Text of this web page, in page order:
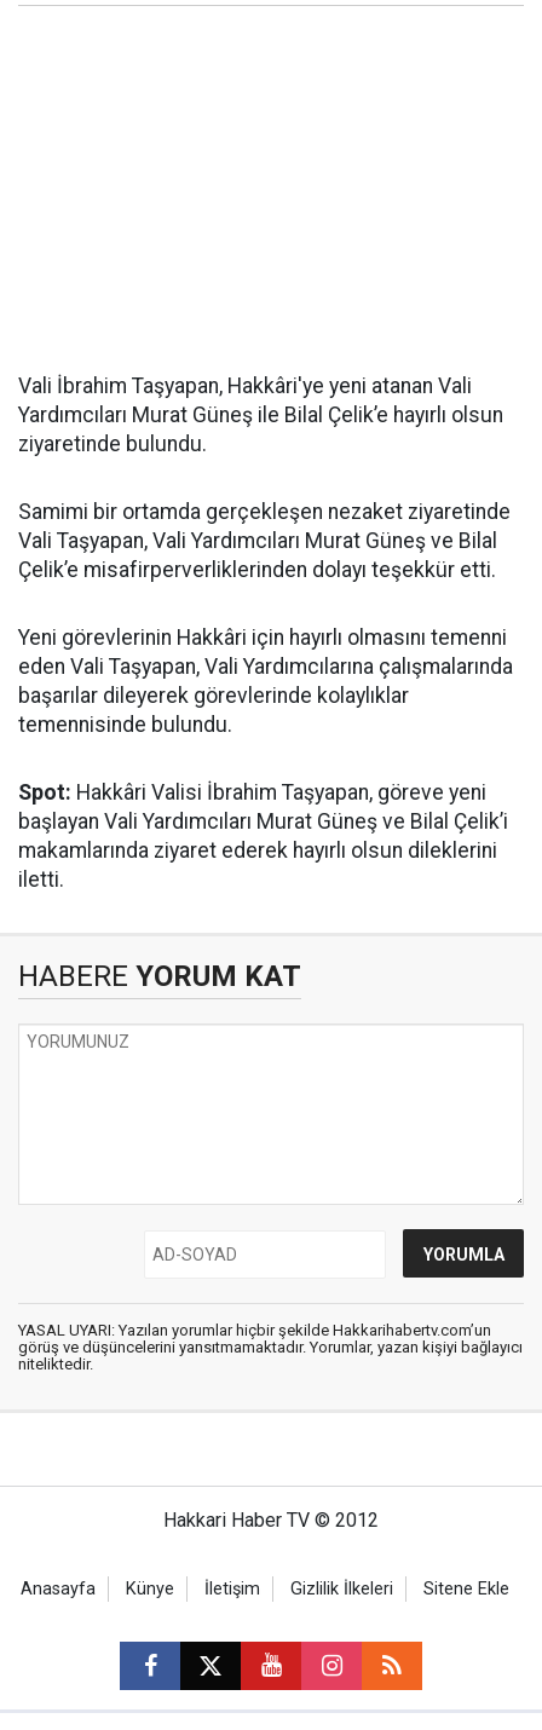
Vali İbrahim Taşyapan, Hakkâri'ye yeni atanan Vali
Yardımcıları Murat Güneş ile Bilal Çelik’e hayırlı olsun
ziyaretinde bulundu.
Samimi bir ortamda gerçekleşen nezaket ziyaretinde
Vali Taşyapan, Vali Yardımcıları Murat Güneş ve Bilal
Çelik’e misafirperverliklerinden dolayı teşekkür etti.
Yeni görevlerinin Hakkâri için hayırlı olmasını temenni
eden Vali Taşyapan, Vali Yardımcılarına çalışmalarında
başarılar dileyerek görevlerinde kolaylıklar
temennisinde bulundu.
Spot: Hakkâri Valisi İbrahim Taşyapan, göreve yeni
başlayan Vali Yardımcıları Murat Güneş ve Bilal Çelik’i
makamlarında ziyaret ederek hayırlı olsun dileklerini
iletti.
HABERE YORUM KAT
YASAL UYARI: Yazılan yorumlar hiçbir şekilde Hakkarihabertv.com’un
görüş ve düşüncelerini yansıtmamaktadır. Yorumlar, yazan kişiyi bağlayıcı
niteliktedir.
Hakkari Haber TV © 2012
Anasayfa Künye İletişim Gizlilik İlkeleri Sitene Ekle